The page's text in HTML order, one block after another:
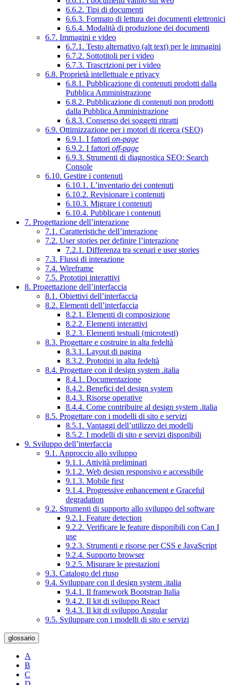
6.6.2. Tipi di documenti
6.6.3. Formato di lettura dei documenti elettronici
6.6.4. Modalità di produzione dei documenti
6.7. Immagini e video
6.7.1. Testo alternativo (alt text) per le immagini
6.7.2. Sottotitoli per i video
6.7.3. Trascrizioni per i video
6.8. Proprietà intellettuale e privacy
6.8.1. Pubblicazione di contenuti prodotti dalla
Pubblica Amministrazione
6.8.2. Pubblicazione di contenuti non prodotti
dalla Pubblica Amministrazione
6.8.3. Consenso dei soggetti ritratti
6.9. Ottimizzazione per i motori di ricerca (SEO)
6.9.1. I fattori on-page
6.9.2. I fattori off-page
6.9.3. Strumenti di diagnostica SEO: Search
Console
6.10. Gestire i contenuti
6.10.1. L’inventario dei contenuti
6.10.2. Revisionare i contenuti
6.10.3. Migrare i contenuti
6.10.4. Pubblicare i contenuti
7. Progettazione dell’interazione
7.1. Caratteristiche dell’interazione
7.2. User stories per definire l’interazione
7.2.1. Differenza tra scenari e user stories
7.3. Flussi di interazione
7.4. Wireframe
7.5. Prototipi interattivi
8. Progettazione dell’interfaccia
8.1. Obiettivi dell’interfaccia
8.2. Elementi dell’interfaccia
8.2.1. Elementi di composizione
8.2.2. Elementi interattivi
8.2.3. Elementi testuali (microtesti)
8.3. Progettare e costruire in alta fedeltà
8.3.1. Layout di pagina
8.3.2. Prototipi in alta fedeltà
8.4. Progettare con il design system .italia
8.4.1. Documentazione
8.4.2. Benefici del design system
8.4.3. Risorse operative
8.4.4. Come contribuire al design system .italia
8.5. Progettare con i modelli di sito e servizi
8.5.1. Vantaggi dell’utilizzo dei modelli
8.5.2. I modelli di sito e servizi disponibili
9. Sviluppo dell’interfaccia
9.1. Approccio allo sviluppo
9.1.1. Attività preliminari
9.1.2. Web design responsivo e accessibile
9.1.3. Mobile first
9.1.4. Progressive enhancement e Graceful
degradation
9.2. Strumenti di supporto allo sviluppo del software
9.2.1. Feature detection
9.2.2. Verificare le feature disponibili con Can I
use
9.2.3. Strumenti e risorse per CSS e JavaScript
9.2.4. Supporto browser
9.2.5. Misurare le prestazioni
9.3. Catalogo del riuso
9.4. Sviluppare con il design system .italia
9.4.1. Il framework Bootstrap Italia
9.4.2. Il kit di sviluppo React
9.4.3. Il kit di sviluppo Angular
9.5. Sviluppare con i modelli di sito e servizi
glossario
A
B
C